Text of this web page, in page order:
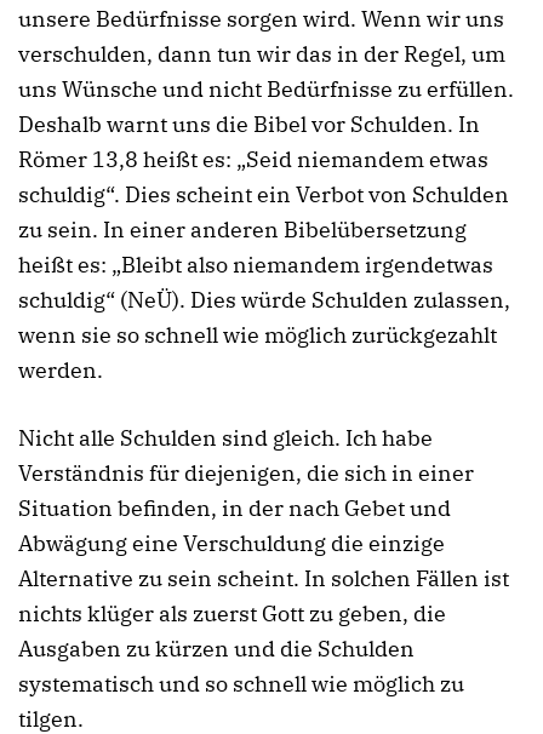
unsere Bedürfnisse sorgen wird. Wenn wir uns
verschulden, dann tun wir das in der Regel, um
uns Wünsche und nicht Bedürfnisse zu erfüllen.
Deshalb warnt uns die Bibel vor Schulden. In
Römer 13,8 heißt es: „Seid niemandem etwas
schuldig“. Dies scheint ein Verbot von Schulden
zu sein. In einer anderen Bibelübersetzung
heißt es: „Bleibt also niemandem irgendetwas
schuldig“ (NeÜ). Dies würde Schulden zulassen,
wenn sie so schnell wie möglich zurückgezahlt
werden.
Nicht alle Schulden sind gleich. Ich habe
Verständnis für diejenigen, die sich in einer
Situation befinden, in der nach Gebet und
Abwägung eine Verschuldung die einzige
Alternative zu sein scheint. In solchen Fällen ist
nichts klüger als zuerst Gott zu geben, die
Ausgaben zu kürzen und die Schulden
systematisch und so schnell wie möglich zu
tilgen.